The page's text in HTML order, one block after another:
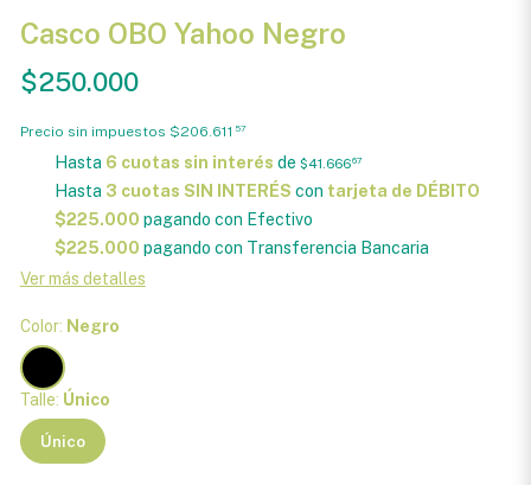
Casco OBO Yahoo Negro
$250.000
Precio sin impuestos $206.611 57
Hasta 6 cuotas sin interés de $41.66667
Hasta 3 cuotas SIN INTERÉS con tarjeta de DÉBITO
$225.000 pagando con Efectivo
$225.000 pagando con Transferencia Bancaria
Ver más detalles
Color: Negro
Talle: Único
Único